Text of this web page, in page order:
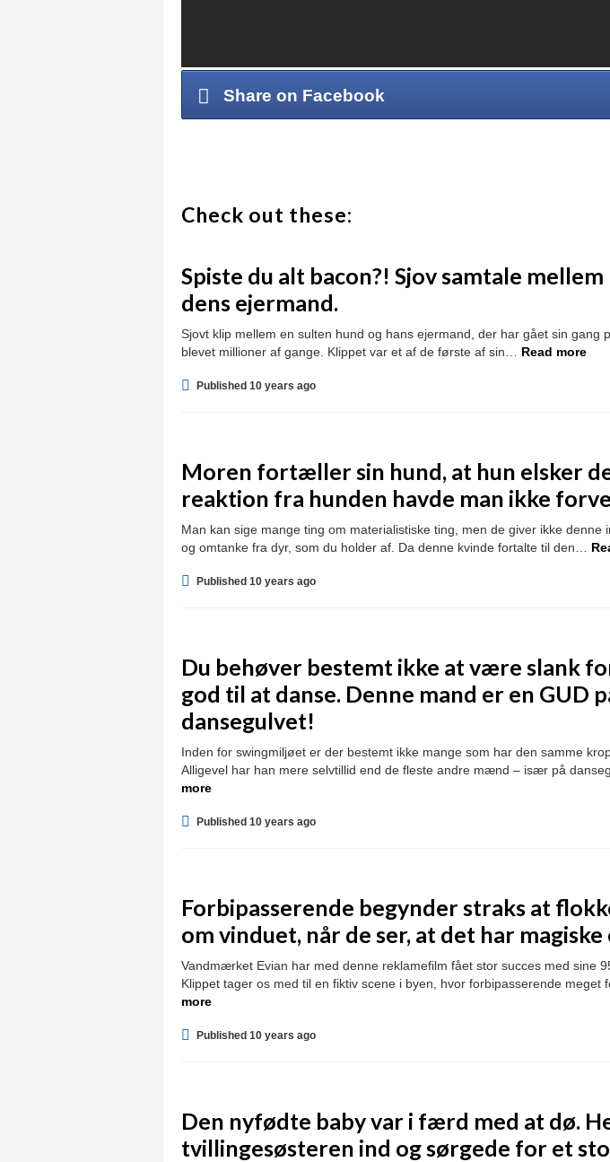
Share on Facebook
Check out these:
Spiste du alt bacon?! Sjov samtale
dens ejermand.
Sjovt klip mellem en sulten hund og hans ejermand, der har gået sin gang
blevet millioner af gange. Klippet var et af de første af sin… Read more
Published 10 years ago
Moren fortæller sin hund, at hun elsker
reaktion fra hunden havde man ikke
Man kan sige mange ting om materialistiske ting, men de giver ikke
og omtanke fra dyr, som du holder af. Da denne kvinde fortalte til den…
Published 10 years ago
Du behøver bestemt ikke at være slank
god til at danse. Denne mand er en GUD
dansegulvet!
Inden for swingmiljøet er der bestemt ikke mange som har den samme
Alligevel har han mere selvtillid end de fleste andre mænd – især på
more
Published 10 years ago
Forbipasserende begynder straks at
om vinduet, når de ser, at det har magiske
Vandmærket Evian har med denne reklamefilm fået stor succes med sine
Klippet tager os med til en fiktiv scene i byen, hvor forbipasserende meget
more
Published 10 years ago
Den nyfødte baby var i færd med at dø.
tvillingesøsteren ind og sørgede for et